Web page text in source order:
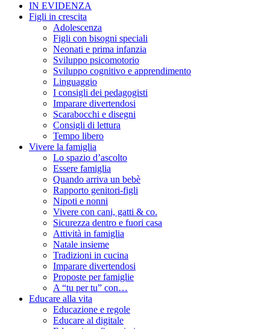
IN EVIDENZA
Figli in crescita
Adolescenza
Figli con bisogni speciali
Neonati e prima infanzia
Sviluppo psicomotorio
Sviluppo cognitivo e apprendimento
Linguaggio
I consigli dei pedagogisti
Imparare divertendosi
Scarabocchi e disegni
Consigli di lettura
Tempo libero
Vivere la famiglia
Lo spazio d’ascolto
Essere famiglia
Quando arriva un bebè
Rapporto genitori-figli
Nipoti e nonni
Vivere con cani, gatti & co.
Sicurezza dentro e fuori casa
Attività in famiglia
Natale insieme
Tradizioni in cucina
Imparare divertendosi
Proposte per famiglie
A “tu per tu” con…
Educare alla vita
Educazione e regole
Educare al digitale